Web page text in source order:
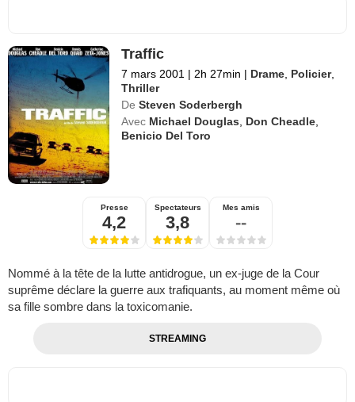
Traffic
7 mars 2001 | 2h 27min | Drame, Policier,
Thriller
De Steven Soderbergh
Avec Michael Douglas, Don Cheadle,
Benicio Del Toro
Presse
4,2
Spectateurs
3,8
Mes amis
--
Nommé à la tête de la lutte antidrogue, un ex-juge de la Cour
suprême déclare la guerre aux trafiquants, au moment même où
sa fille sombre dans la toxicomanie.
STREAMING